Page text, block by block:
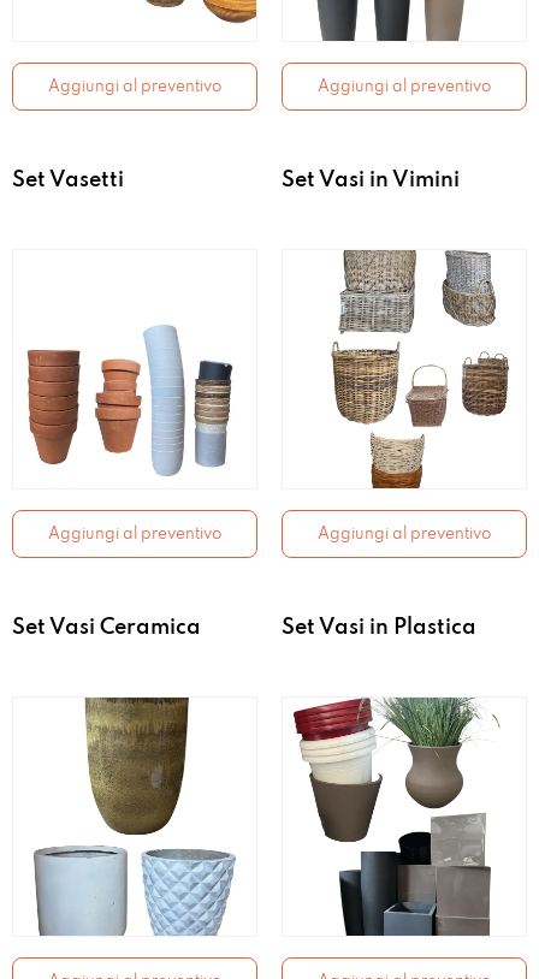
Aggiungi al preventivo Aggiungi al preventivo
Set Vasetti
Aggiungi al preventivo
Set Vasi in Vimini
Aggiungi al preventivo
Set Vasi Ceramica Set Vasi in Plastica